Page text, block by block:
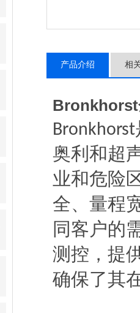
产品介绍 相
Bronkhorst
Bronkhorst
奥利和超
业和危险
全、 量程
同客户的
测控， 提
确保了其